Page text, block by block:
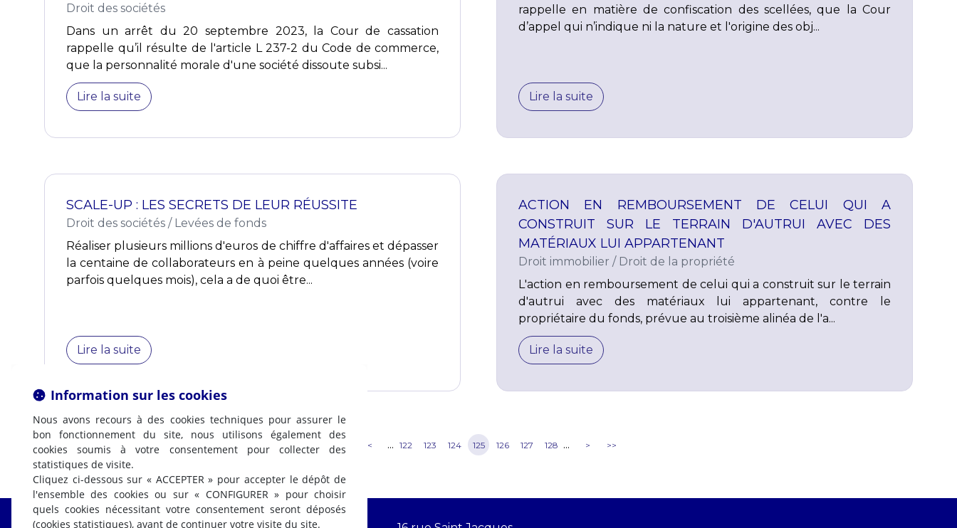
Droit des sociétés
Dans un arrêt du 20 septembre 2023, la Cour de cassation
rappelle qu’il résulte de l'article L 237-2 du Code de commerce,
que la personnalité morale d'une société dissoute subsi...
Lire la suite
rappelle en matière de confiscation des scellées, que la Cour
d’appel qui n’indique ni la nature et l'origine des obj...
Lire la suite
SCALE-UP : LES SECRETS DE LEUR RÉUSSITE
Droit des sociétés / Levées de fonds
Réaliser plusieurs millions d'euros de chiffre d'affaires et dépasser
la centaine de collaborateurs en à peine quelques années (voire
parfois quelques mois), cela a de quoi être...
Lire la suite
ACTION EN REMBOURSEMENT DE CELUI QUI A
CONSTRUIT SUR LE TERRAIN D'AUTRUI AVEC DES
MATÉRIAUX LUI APPARTENANT
Droit immobilier / Droit de la propriété
L'action en remboursement de celui qui a construit sur le terrain
d'autrui avec des matériaux lui appartenant, contre le
propriétaire du fonds, prévue au troisième alinéa de l'a...
Lire la suite
< ... 122 123 124 125 126 127 128 ... > >>
Information sur les cookies
Nous avons recours à des cookies techniques pour assurer le
bon fonctionnement du site, nous utilisons également des
cookies soumis à votre consentement pour collecter des
statistiques de visite.
Cliquez ci-dessous sur « ACCEPTER » pour accepter le dépôt de
l'ensemble des cookies ou sur « CONFIGURER » pour choisir
quels cookies nécessitant votre consentement seront déposés
(cookies statistiques), avant de continuer votre visite du site.